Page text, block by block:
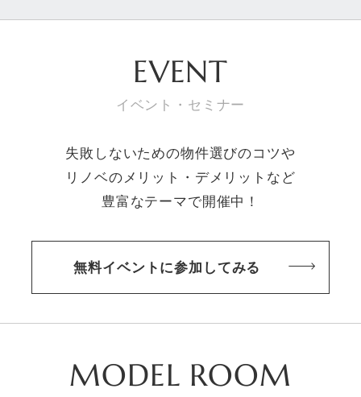
EVENT
イベント・セミナー
失敗しないための物件選びのコツや
リノベのメリット・デメリットなど
豊富なテーマで開催中！
無料イベントに参加してみる
MODEL ROOM